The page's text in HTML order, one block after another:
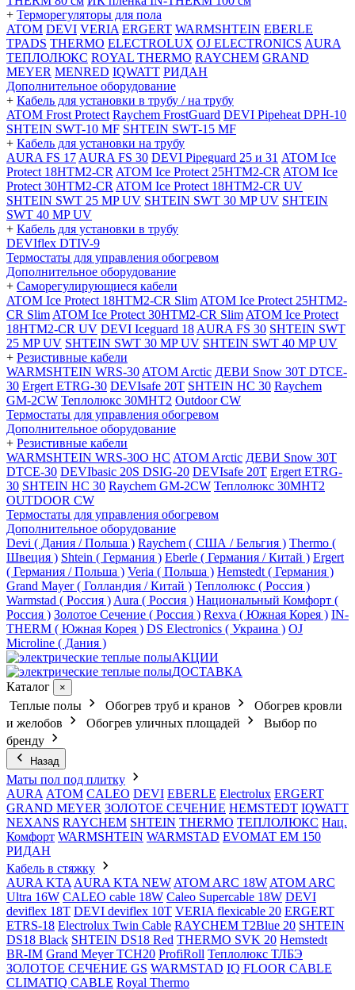
+ Терморегуляторы для пола
ATOM DEVI VERIA ERGERT WARMSHTEIN EBERLE
TPADS THERMO ELECTROLUX OJ ELECTRONICS AURA
ТЕПЛОЛЮКС ROYAL THERMO RAYCHEM GRAND
MEYER MENRED IQWATT РИДАН
Дополнительное оборудование
+ Кабель для установки в трубу / на трубу
ATOM Frost Protect Raychem FrostGuard DEVI Pipeheat DPH-10
SHTEIN SWT-10 MF SHTEIN SWT-15 MF
+ Кабель для установки на трубу
AURA FS 17 AURA FS 30 DEVI Pipeguard 25 и 31 ATOM Ice
Protect 18HTM2-CR ATOM Ice Protect 25HTM2-CR ATOM Ice
Protect 30HTM2-CR ATOM Ice Protect 18HTM2-CR UV
SHTEIN SWT 25 MP UV SHTEIN SWT 30 MP UV SHTEIN
SWT 40 MP UV
+ Кабель для установки в трубу
DEVIflex DTIV-9
Термостаты для управления обогревом
Дополнительное оборудование
+ Саморегулирующиеся кабели
ATOM Ice Protect 18HTM2-CR Slim ATOM Ice Protect 25HTM2-
CR Slim ATOM Ice Protect 30HTM2-CR Slim ATOM Ice Protect
18HTM2-CR UV DEVI Iceguard 18 AURA FS 30 SHTEIN SWT
25 MP UV SHTEIN SWT 30 MP UV SHTEIN SWT 40 MP UV
+ Резистивные кабели
WARMSHTEIN WRS-30 ATOM Arctic ДЕВИ Snow 30T DTCE-
30 Ergert ETRG-30 DEVIsafe 20T SHTEIN HC 30 Raychem
GM-2CW Теплолюкс 30МНТ2 Outdoor CW
Термостаты для управления обогревом
Дополнительное оборудование
+ Резистивные кабели
WARMSHTEIN WRS-30O HC ATOM Arctic ДЕВИ Snow 30T
DTCE-30 DEVIbasic 20S DSIG-20 DEVIsafe 20T Ergert ETRG-
30 SHTEIN HC 30 Raychem GM-2CW Теплолюкс 30МНТ2
OUTDOOR CW
Термостаты для управления обогревом
Дополнительное оборудование
Devi ( Дания / Польша ) Raychem ( США / Бельгия ) Thermo (
Швеция ) Shtein ( Германия ) Eberle ( Германия / Китай ) Ergert
( Германия / Польша ) Veria ( Польша ) Hemstedt ( Германия )
Grand Mayer ( Голландия / Китай ) Теплолюкс ( Россия )
Warmstad ( Россия ) Aura ( Россия ) Национальный Комфорт (
Россия ) Золотое Сечение ( Россия ) Rexva ( Южная Корея ) IN-
THERM ( Южная Корея ) DS Electronics ( Украина ) OJ
Microline ( Дания )
АКЦИИ
ДОСТАВКА
Каталог
×
Теплые полы Обогрев труб и кранов
Обогрев кровли
и желобов
Обогрев уличных площадей
Выбор по
бренду
Назад
Маты пол под плитку
AURA АТОМ CALEO DEVI EBERLE Electrolux ERGERT
GRAND MEYER ЗОЛОТОЕ СЕЧЕНИЕ HEMSTEDT IQWATT
NEXANS RAYCHEM SHTEIN THERMO ТЕПЛОЛЮКС Нац.
Комфорт WARMSHTEIN WARMSTAD EVOMAT EM 150
РИДАН
Кабель в стяжку
AURA KTA AURA KTA NEW ATOM ARC 18W ATOM ARC
Ultra 16W CALEO cable 18W Caleo Supercable 18W DEVI
deviflex 18T DEVI deviflex 10T VERIA flexicable 20 ERGERT
ETRS-18 Electrolux Twin Cable RAYCHEM T2Blue 20 SHTEIN
DS18 Black SHTEIN DS18 Red THERMO SVK 20 Hemstedt
BR-IM Grand Meyer TCH20 ProfiRoll Теплолюкс ТЛБЭ
ЗОЛОТОЕ СЕЧЕНИЕ GS WARMSTAD IQ FLOOR CABLE
CLIMATIQ CABLE Royal Thermo